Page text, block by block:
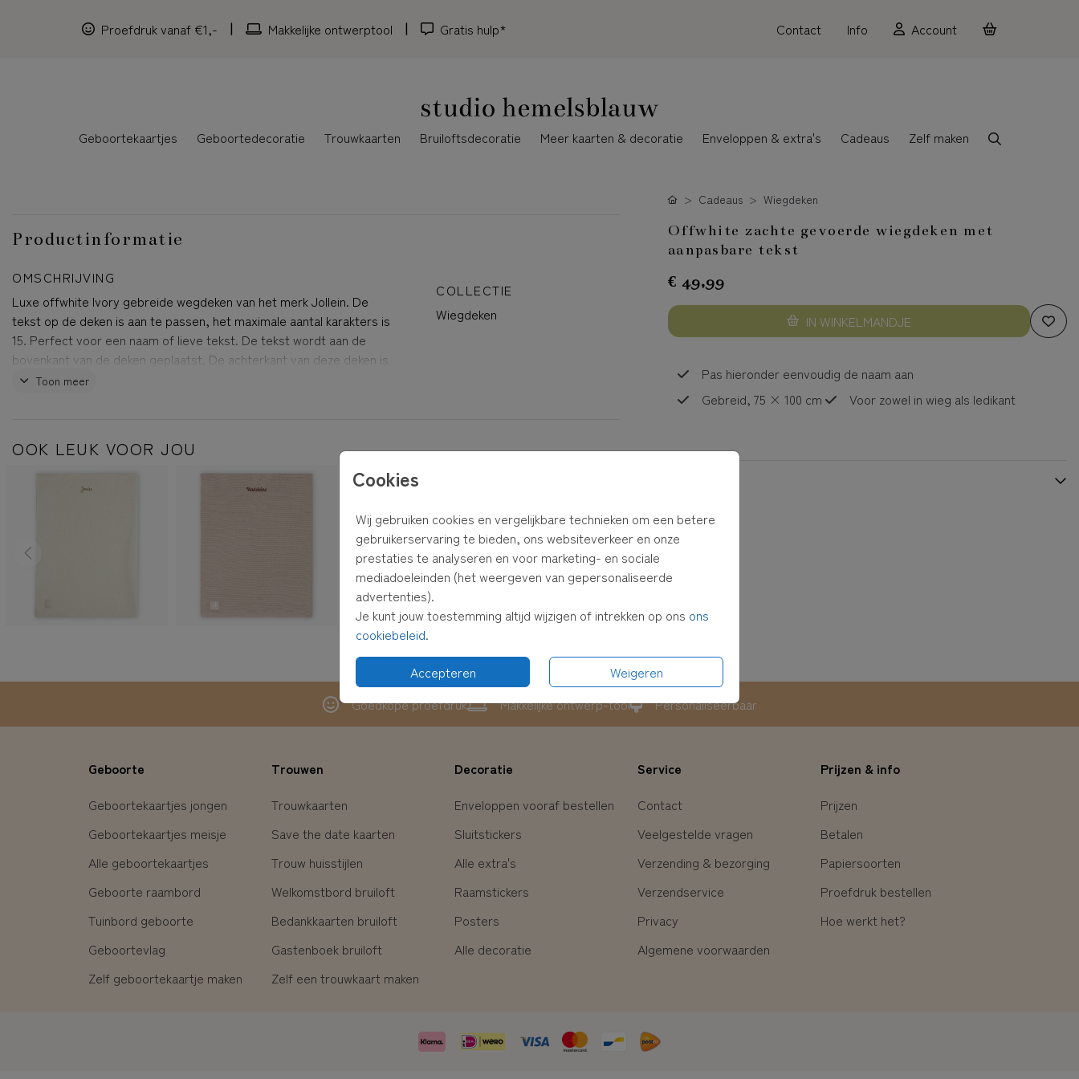
Proefdruk vanaf €1,- Makkelijke ontwerptool Gratis hulp* Contact Info Account
Geboortekaartjes Geboortedecoratie Trouwkaarten Bruiloftsdecoratie Meer kaarten & decoratie Enveloppen & extra's Cadeaus Zelf maken
Cookies
Wij gebruiken cookies en vergelijkbare technieken om een betere
gebruikerservaring te bieden, ons websiteverkeer en onze
prestaties te analyseren en voor marketing- en sociale
mediadoeleinden (het weergeven van gepersonaliseerde
advertenties).
Je kunt jouw toestemming altijd wijzigen of intrekken op ons ons
cookiebeleid.
Accepteren
Weigeren
Productinformatie
OMSCHRIJVING
Luxe offwhite Ivory gebreide wegdeken van het merk Jollein. De
tekst op de deken is aan te passen, het maximale aantal karakters is
15. Perfect voor een naam of lieve tekst. De tekst wordt aan de
bovenkant van de deken geplaatst. De achterkant van deze deken is
gevoerd met een zachte fleecestof. Let op: De borduurkleuren
Toon meer
COLLECTIE
Wiegdeken
OOK LEUK VOOR JOU
Cadeaus Wiegdeken
Offwhite zachte gevoerde wiegdeken met
aanpasbare tekst
€ 49,99
IN WINKELMANDJE
Pas hieronder eenvoudig de naam aan
Gebreid, 75 × 100 cm
Voor zowel in wieg als ledikant
Goedkope proefdruk Makkelijke ontwerp-tool Personaliseerbaar
Geboorte
Geboortekaartjes jongen
Geboortekaartjes meisje
Alle geboortekaartjes
Geboorte raambord
Tuinbord geboorte
Geboortevlag
Zelf geboortekaartje maken
Trouwen
Trouwkaarten
Save the date kaarten
Trouw huisstijlen
Welkomstbord bruiloft
Bedankkaarten bruiloft
Gastenboek bruiloft
Zelf een trouwkaart maken
Decoratie
Enveloppen vooraf bestellen
Sluitstickers
Alle extra's
Raamstickers
Posters
Alle decoratie
Service
Contact
Veelgestelde vragen
Verzending & bezorging
Verzendservice
Privacy
Algemene voorwaarden
Prijzen & info
Prijzen
Betalen
Papiersoorten
Proefdruk bestellen
Hoe werkt het?